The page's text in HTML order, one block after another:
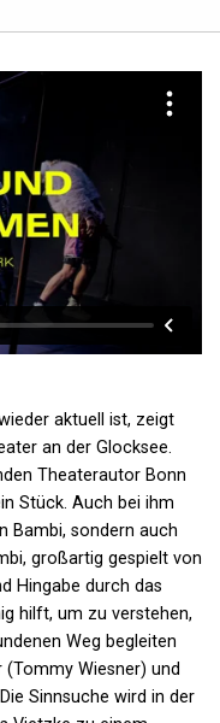
aktuell ist, zeigt
an der Glocksee.
Theaterautor Bonn
Stück. Auch bei ihm
Bambi, sondern auch
großartig gespielt von
Hingabe durch das
hilft, um zu verstehen,
Weg begleiten
(Tommy Wiesner) und
Sinnsuche wird in der